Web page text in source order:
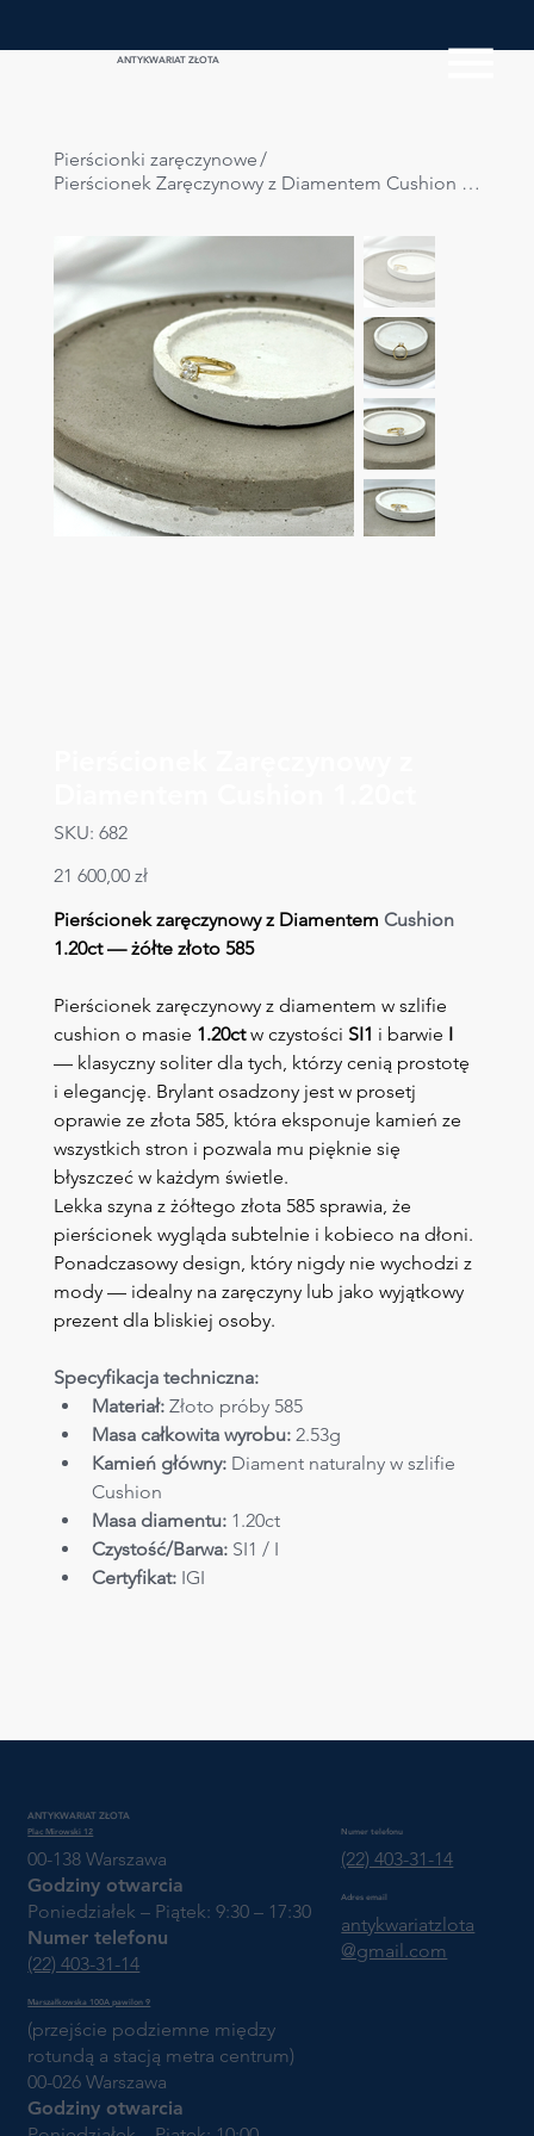
ANTYKWARIAT ZŁOTA
Pierścionki zaręczynowe/
Pierścionek Zaręczynowy z Diamentem Cushion 1.20ct
SKU:
SKU
682
682
Cena
21 600,00 zł
Pierścionek zaręczynowy z Diamentem Cushion
1.20ct — żółte złoto 585
Pierścionek zaręczynowy z diamentem w szlifie
cushion o masie 1.20ct w czystości SI1 i barwie I
— klasyczny soliter dla tych, którzy cenią prostotę
i elegancję. Brylant osadzony jest w prosetj
oprawie ze złota 585, która eksponuje kamień ze
wszystkich stron i pozwala mu pięknie się
błyszczeć w każdym świetle.
Lekka szyna z żółtego złota 585 sprawia, że
pierścionek wygląda subtelnie i kobieco na dłoni.
Ponadczasowy design, który nigdy nie wychodzi z
mody — idealny na zaręczyny lub jako wyjątkowy
prezent dla bliskiej osoby.
Specyfikacja techniczna:
Materiał: Złoto próby 585
Masa całkowita wyrobu: 2.53g
Kamień główny: Diament naturalny w szlifie
Cushion
Masa diamentu: 1.20ct
Czystość/Barwa: SI1 / I
Certyfikat: IGI
ANTYKWARIAT ZŁOTA
Plac Mirowski 12
00-138 Warszawa
Godziny otwarcia
Poniedziałek – Piątek: 9:30 – 17:30
Numer telefonu
(22) 403-31-14
Marszałkowska 100A pawilon 9
(przejście podziemne między
rotundą a stacją metra centrum)
00-026 Warszawa
Godziny otwarcia
Numer telefonu
(22) 403-31-14
Adres email
antykwariatzlota
@gmail.com